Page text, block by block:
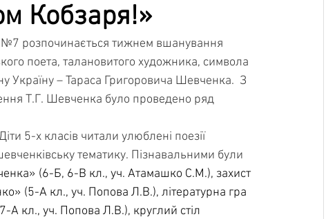
Освітня безпека
Кобзаря!»
№7 розпочинається тижнем вшанування
поета, талановитого художника, символа
Україну – Тараса Григоровича Шевченка.  З
Т.Г. Шевченка було проведено ряд
5-х класів читали улюблені поезії
тематику. Пізнавальними були
(6-Б, 6-В кл., уч. Атамашко С.М.), захист
(5-А кл., уч. Попова Л.В.), літературна гра
А кл., уч. Попова Л.В.), круглий стіл